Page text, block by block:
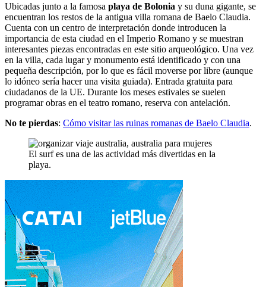
Ubicadas junto a la famosa playa de Bolonia y su duna gigante, se
encuentran los restos de la antigua villa romana de Baelo Claudia.
Cuenta con un centro de interpretación donde introducen la
importancia de esta ciudad en el Imperio Romano y se muestran
interesantes piezas encontradas en este sitio arqueológico. Una vez
en la villa, cada lugar y monumento está identificado y con una
pequeña descripción, por lo que es fácil moverse por libre (aunque
lo idóneo sería hacer una visita guiada). Entrada gratuita para
ciudadanos de la UE. Durante los meses estivales se suelen
programar obras en el teatro romano, reserva con antelación.
No te pierdas: Cómo visitar las ruinas romanas de Baelo Claudia.
El surf es una de las actividad más divertidas en la
playa.